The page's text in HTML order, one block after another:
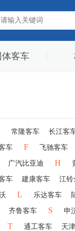
体客车
常隆客车 长江客
车 F 飞驰客车
广汽比亚迪 H
车 建康客车 江铃
L 乐达客车
齐鲁客车 S 申
T 通工客车 天